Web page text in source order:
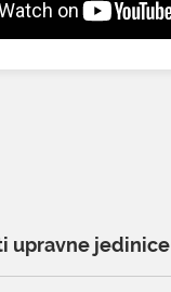
upravne jedinice